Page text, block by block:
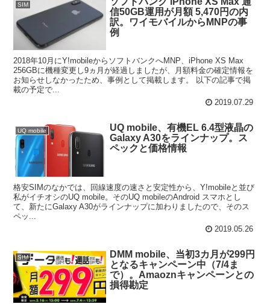
SIM
信50GB運用が月額 5,470円の内
訳。ワイモバイルからMNPの事
例
2018年10月にY!mobileからソフトバンクへMNP、iPhone XS Max
256GBに機種変更し9ヵ月が経過しましたが、月額料金の確定情報を
お知らせしなかったため、事例として掲載します。 以下の記事で掲
載の予定で...
2019.07.29
UQ mobile
UQ mobile、有機EL 6.4型液晶の
Galaxy A30をラインナップ。ス
ペックと価格情報
格安SIMのなかでは、回線速度の速さと安定性から、Y!mobileと並び
私がイチオシのUQ mobile。そのUQ mobileのAndroid スマホとし
て、新たにGalaxy A30がラインナップに加わりましたので、そのス
ペッ...
2019.05.26
SIM
DMM mobile、当初3カ月が299円
となるキャンペーン中（7/4ま
で）。Amaoznキャンペーンとの
損得勘定